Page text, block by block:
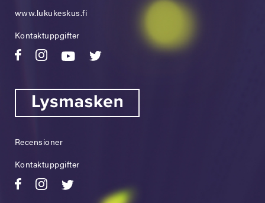
www.lukukeskus.fi
Kontaktuppgifter
Recensioner
Kontaktuppgifter